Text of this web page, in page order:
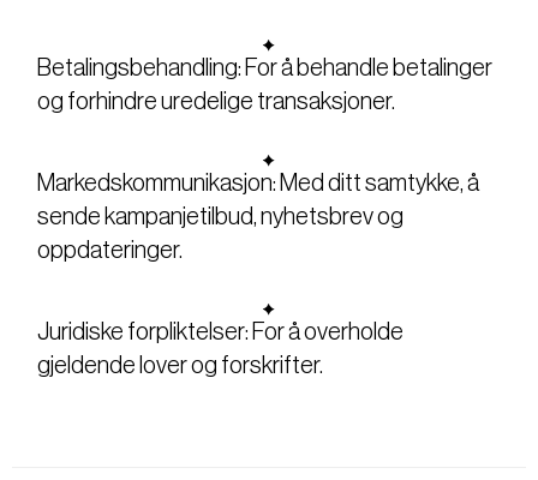
Betalingsbehandling: For å behandle betalinger
og forhindre uredelige transaksjoner.
Markedskommunikasjon: Med ditt samtykke, å
sende kampanjetilbud, nyhetsbrev og
oppdateringer.
Juridiske forpliktelser: For å overholde
gjeldende lover og forskrifter.